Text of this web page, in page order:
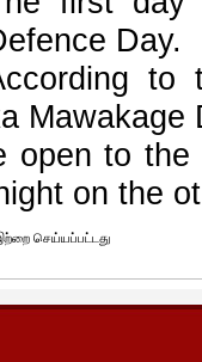
Day.
to
open to
on the
செய்யப்பட்டது